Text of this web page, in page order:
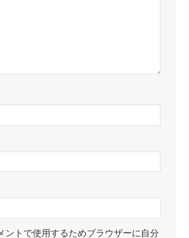
ントで使用するためブラウザーに自分